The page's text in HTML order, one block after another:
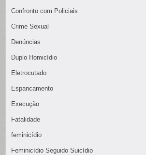
Confronto com Policiais
Crime Sexual
Denúncias
Duplo Homicídio
Eletrocutado
Espancamento
Execução
Fatalidade
feminicídio
Feminicídio Seguido Suicídio